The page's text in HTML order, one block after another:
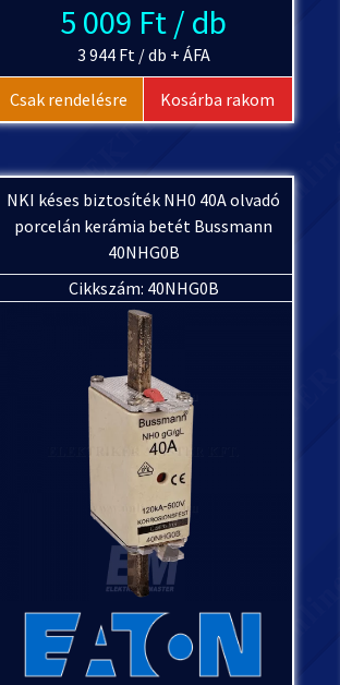
5 009 Ft / db
3 944 Ft / db + ÁFA
Csak rendelésre Kosárba rakom
NKI késes biztosíték NH0 40A olvadó
porcelán kerámia betét Bussmann
40NHG0B
Cikkszám: 40NHG0B